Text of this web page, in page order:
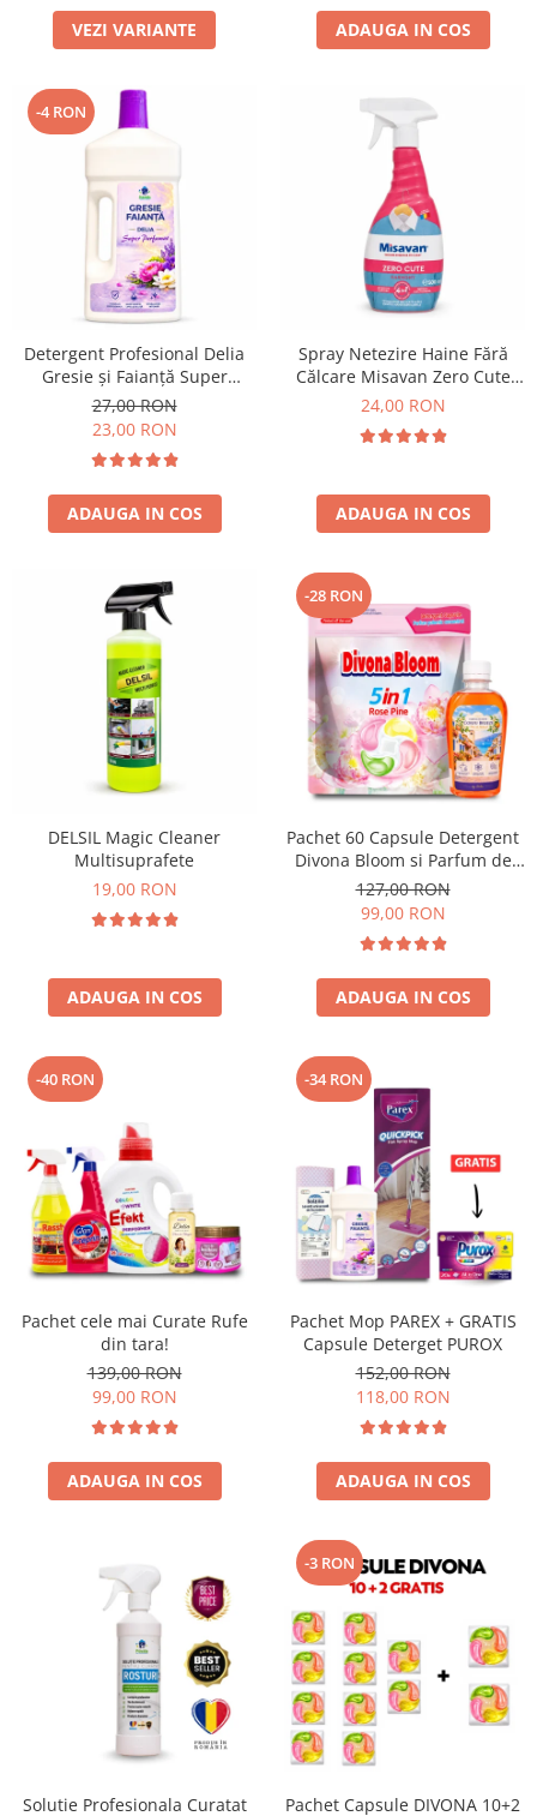
VEZI VARIANTE ADAUGA IN COS
-4 RON
Detergent Profesional Delia
Gresie și Faianță Super
Parfumat 1L
27,00 RON
23,00 RON
ADAUGA IN COS
Spray Netezire Haine Fără
Călcare Misavan Zero Cute
Harmony Parfum Discret 500
24,00 RON
ADAUGA IN COS
DELSIL Magic Cleaner
Multisuprafete
19,00 RON
ADAUGA IN COS
-28 RON
Pachet 60 Capsule Detergent
Divona Bloom si Parfum de
Rufe Corfu Breeze by Delia
200 ml
127,00 RON
99,00 RON
ADAUGA IN COS
-40 RON
Pachet cele mai Curate Rufe
din tara!
139,00 RON
99,00 RON
ADAUGA IN COS
-34 RON
Pachet Mop PAREX + GRATIS
Capsule Deterget PUROX
152,00 RON
118,00 RON
ADAUGA IN COS
Solutie Profesionala Curatat
-3 RON
Pachet Capsule DIVONA 10+2